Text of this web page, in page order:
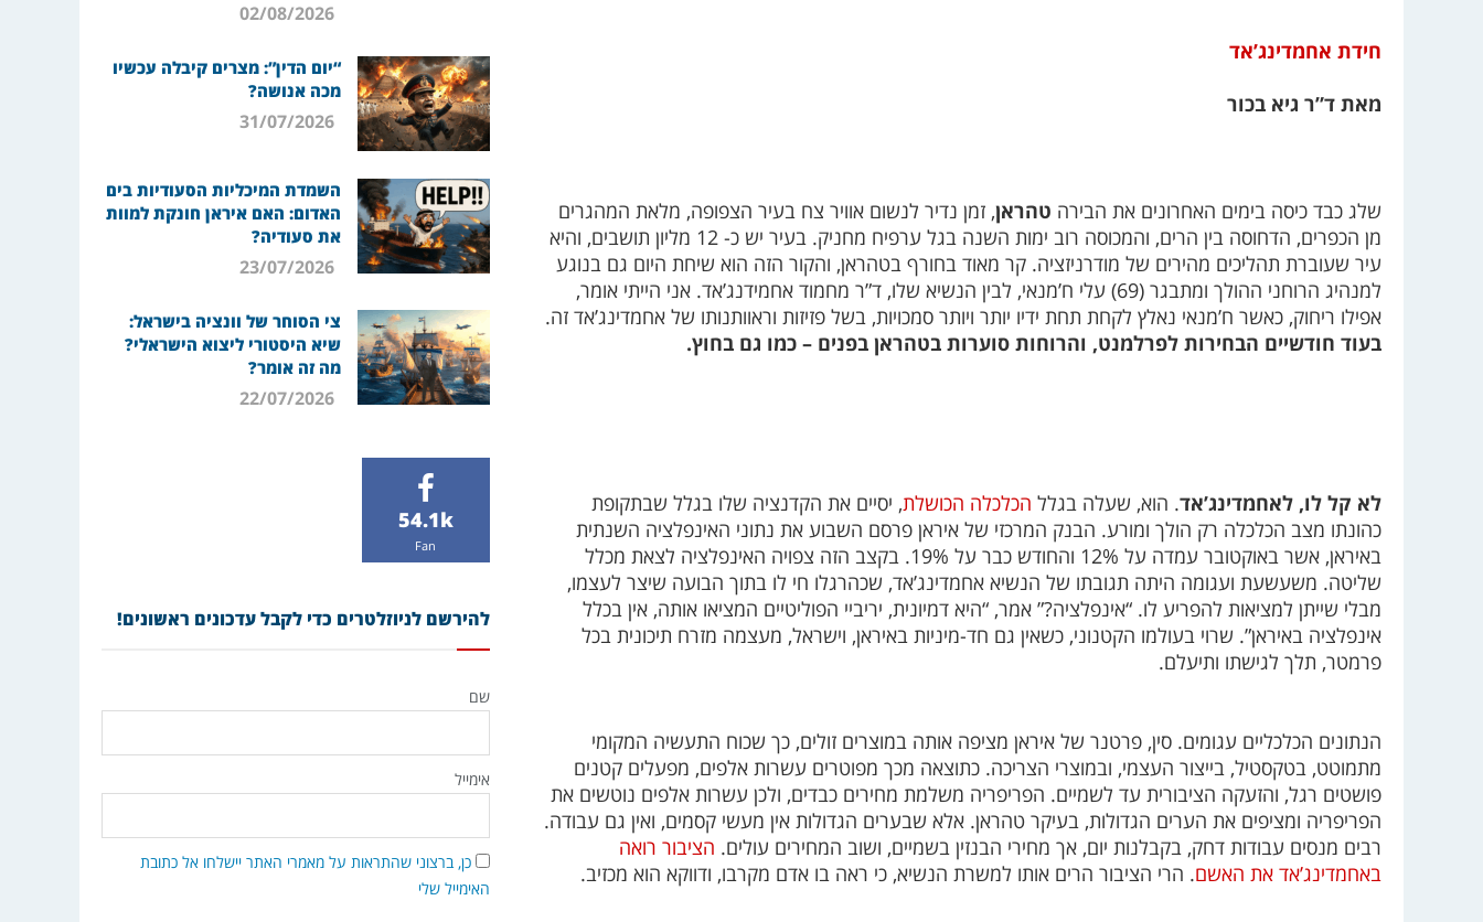
חידת אחמדינג’אד
מאת ד”ר גיא בכור
שלג כבד כיסה בימים האחרונים את הבירה טהראן, זמן נדיר לנשום אוויר צח בעיר הצפופה, מלאת המהגרים
מן הכפרים, הדחוסה בין הרים, והמכוסה רוב ימות השנה בגל ערפיח מחניק. בעיר יש כ- 12 מליון תושבים, והיא
עיר שעוברת תהליכים מהירים של מודרניזציה. קר מאוד בחורף בטהראן, והקור הזה הוא שיחת היום גם בנוגע
למנהיג הרוחני ההולך ומתבגר (69) עלי ח’מנאי, לבין הנשיא שלו, ד”ר מחמוד אחמידנג’אד. אני הייתי אומר,
אפילו ריחוק, כאשר ח’מנאי נאלץ לקחת תחת ידיו יותר ויותר סמכויות, בשל פזיזות וראוותנותו של אחמדינג’אד זה.
בעוד חודשיים הבחירות לפרלמנט, והרוחות סוערות בטהראן בפנים – כמו גם בחוץ.
לא קל לו, לאחמדינג’אד. הוא, שעלה בגלל הכלכלה הכושלת, יסיים את הקדנציה שלו בגלל שבתקופת
כהונתו מצב הכלכלה רק הולך ומורע. הבנק המרכזי של איראן פרסם השבוע את נתוני האינפלציה השנתית
באיראן, אשר באוקטובר עמדה על 12% והחודש כבר על 19%. בקצב הזה צפויה האינפלציה לצאת מכלל
שליטה. משעשעת ועגומה היתה תגובתו של הנשיא אחמדינג’אד, שכהרגלו חי לו בתוך הבועה שיצר לעצמו,
מבלי שייתן למציאות להפריע לו. “אינפלציה?” אמר, “היא דמיונית, יריביי הפוליטיים המציאו אותה, אין בכלל
אינפלציה באיראן”. שרוי בעולמו הקטנוני, כשאין גם חד-מיניות באיראן, וישראל, מעצמה מזרח תיכונית בכל
פרמטר, תלך לגישתו ותיעלם.
הנתונים הכלכליים עגומים. סין, פרטנר של איראן מציפה אותה במוצרים זולים, כך שכוח התעשיה המקומי
מתמוטט, בטקסטיל, בייצור העצמי, ובמוצרי הצריכה. כתוצאה מכך מפוטרים עשרות אלפים, מפעלים קטנים
פושטים רגל, והזעקה הציבורית עד לשמיים. הפריפריה משלמת מחירים כבדים, ולכן עשרות אלפים נוטשים את
הפריפריה ומציפים את הערים הגדולות, בעיקר טהראן. אלא שבערים הגדולות אין מעשי קסמים, ואין גם עבודה.
רבים מנסים עבודות דחק, בקבלנות יום, אך מחירי הבנזין בשמיים, ושוב המחירים עולים. הציבור רואה
באחמדינג’אד את האשם. הרי הציבור הרים אותו למשרת הנשיא, כי ראה בו אדם מקרבו, ודווקא הוא מכזיב.
02/08/2026
“יום הדין”: מצרים קיבלה עכשיו
מכה אנושה?
31/07/2026
השמדת המיכליות הסעודיות בים
האדום: האם איראן חונקת למוות
את סעודיה?
23/07/2026
צי הסוחר של וונציה בישראל:
שיא היסטורי ליצוא הישראלי?
מה זה אומר?
22/07/2026
54.1k
Fan
להירשם לניוזלטרים כדי לקבל עדכונים ראשונים!
שם
אימייל
כן, ברצוני שהתראות על מאמרי האתר יישלחו אל כתובת
האימייל שלי